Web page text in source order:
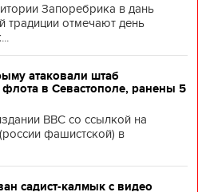
Запоребрика в дань
традиции отмечают день
атаковали штаб
в Севастополе, ранены 5
BBC со ссылкой на
фашистской) в
садист-калмык с видео